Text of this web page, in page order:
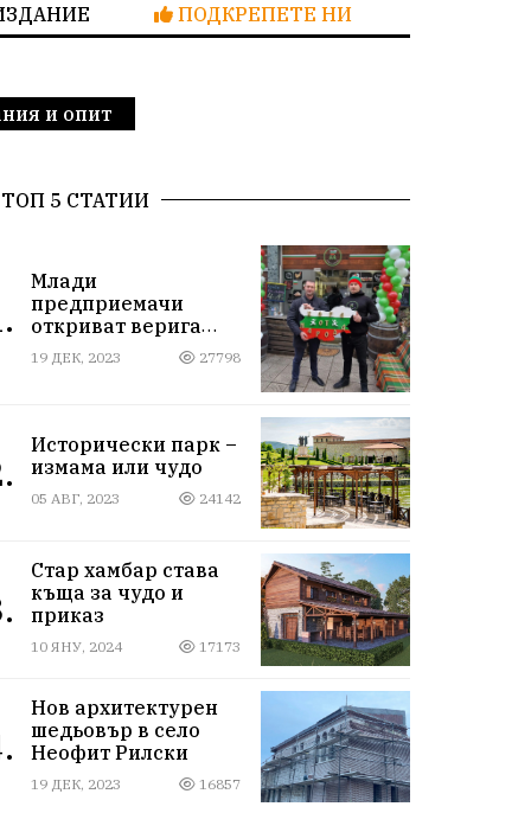
ПОДКРЕПЕТЕ НИ
и опит
ТОП 5 СТАТИИ
Млади
предприемачи
откриват верига
магазини за
български стоки
19 ДЕК, 2023 27798
Исторически парк –
измама или чудо
05 АВГ, 2023 24142
Стар хамбар става
къща за чудо и
приказ
10 ЯНУ, 2024 17173
Нов архитектурен
шедьовър в село
Неофит Рилски
19 ДЕК, 2023 16857